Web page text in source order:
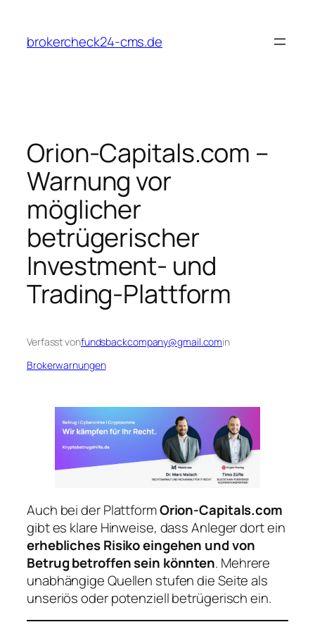
springen
brokercheck24-cms.de
Orion‑Capitals.com –
Warnung vor
möglicher
betrügerischer
Investment‑ und
Trading‑Plattform
Verfasst vonfundsbackcompany@gmail.comin
Brokerwarnungen
Auch bei der PlattformOrion‑Capitals.com
gibt es klare Hinweise, dass Anleger dort ein
erhebliches Risiko eingehen und von
Betrug betroffen sein könnten. Mehrere
unabhängige Quellen stufen die Seite als
unseriös oder potenziell betrügerisch ein.